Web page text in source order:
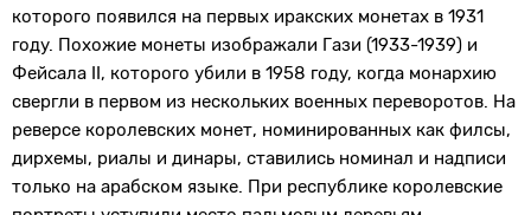
которого появился на первых иракских монетах в 1931
году. Похожие монеты изображали Гази (1933-1939) и
Фейсала II, которого убили в 1958 году, когда монархию
свергли в первом из нескольких военных переворотов. На
реверсе королевских монет, номинированных как филсы,
дирхемы, риалы и динары, ставились номинал и надписи
только на арабском языке. При республике королевские